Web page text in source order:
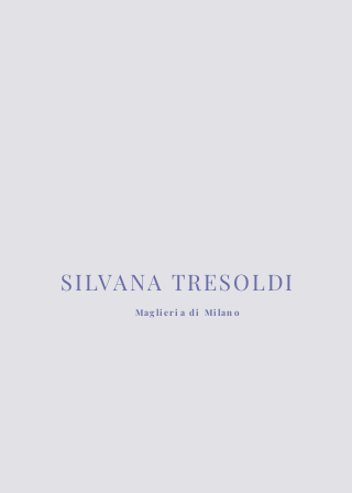
Maglieria di Milano
SILVANA TRESOLDI